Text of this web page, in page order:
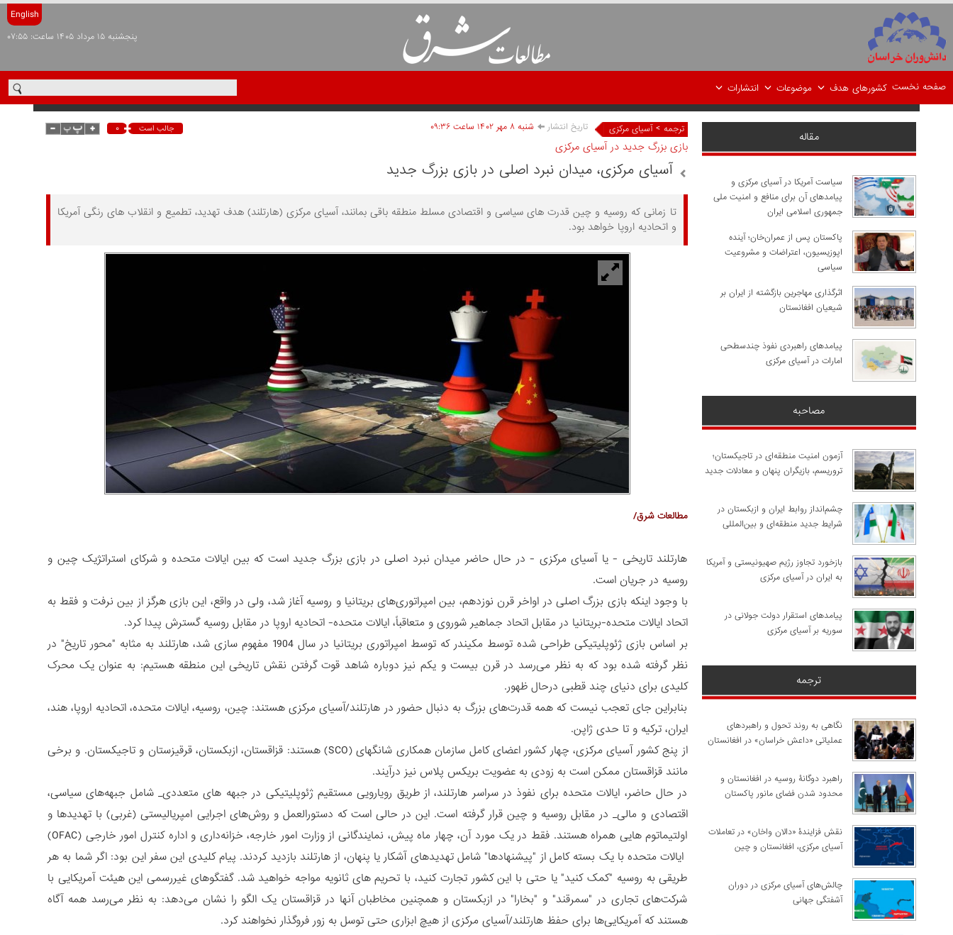
English
پنجشنبه ۱۵ مرداد ۱۴۰۵ ساعت: ۰۷:۵۵
صفحه نخست کشورهای هدف موضوعات انتشارات
ترجمه > آسیای مرکزی تاریخ انتشار شنبه ۸ مهر ۱۴۰۲ ساعت ۰۹:۳۶ جالب است ۰
بازی بزرگ جدید در آسیای مرکزی
آسیای مرکزی، میدان نبرد اصلی در بازی بزرگ جدید
تا زمانی که روسیه و چین قدرت های سیاسی و اقتصادی مسلط منطقه باقی بمانند، آسیای مرکزی (هارتلند) هدف تهدید، تطمیع و انقلاب های رنگی آمریکا
و اتحادیه اروپا خواهد بود.
مطالعات شرق/
هارتلند تاریخی - یا آسیای مرکزی - در حال حاضر میدان نبرد اصلی در بازی بزرگ جدید است که بین ایالات متحده و شرکای استراتژیک چین و
روسیه در جریان است.
با وجود اینکه بازی بزرگ اصلی در اواخر قرن نوزدهم، بین امپراتوری‌های بریتانیا و روسیه آغاز شد، ولی در واقع، این بازی هرگز از بین نرفت و فقط به
اتحاد ایالات متحده-بریتانیا در مقابل اتحاد جماهیر شوروی و متعاقباً، ایالات متحده- اتحادیه اروپا در مقابل روسیه گسترش پیدا کرد.
بر اساس بازی ژئوپلیتیکی طراحی شده توسط مکیندر که توسط امپراتوری بریتانیا در سال 1904 مفهوم سازی شد، هارتلند به مثابه "محور تاریخ" در
نظر گرفته شده بود که به نظر می‌رسد در قرن بیست و یکم نیز دوباره شاهد قوت گرفتن نقش تاریخی این منطقه هستیم: به عنوان یک محرک
کلیدی برای دنیای چند قطبی درحال ظهور.
بنابراین جای تعجب نیست که همه قدرت‌های بزرگ به دنبال حضور در هارتلند/آسیای مرکزی هستند: چین، روسیه، ایالات متحده، اتحادیه اروپا، هند،
ایران، ترکیه و تا حدی ژاپن.
از پنج کشور آسیای مرکزی، چهار کشور اعضای کامل سازمان همکاری شانگهای (SCO) هستند: قزاقستان، ازبکستان، قرقیزستان و تاجیکستان. و برخی
مانند قزاقستان ممکن است به زودی به عضویت بریکس پلاس نیز درآیند.
در حال حاضر، ایالات متحده برای نفوذ در سراسر هارتلند، از طریق رویارویی مستقیم ژئوپلیتیکی در جبهه های متعددی_ شامل جبهه‌های سیاسی،
اقتصادی و مالی_ در مقابل روسیه و چین قرار گرفته است. این در حالی است که دستورالعمل و روش‌های اجرایی امپریالیستی (غربی) با تهدیدها و
اولتیماتوم هایی همراه هستند. فقط در یک مورد آن، چهار ماه پیش، نمایندگانی از وزارت امور خارجه، خزانه‌داری و اداره کنترل امور خارجی (OFAC)
ایالات متحده با یک بسته کامل از "پیشنهادها" شامل تهدیدهای آشکار یا پنهان، از هارتلند بازدید کردند. پیام کلیدی این سفر این بود: اگر شما به هر
طریقی به روسیه "کمک کنید" یا حتی با این کشور تجارت کنید، با تحریم های ثانویه مواجه خواهید شد. گفتگوهای غیررسمی این هیئت آمریکایی با
شرکت‌های تجاری در "سمرقند" و "بخارا" در ازبکستان و همچنین مخاطبان آنها در قزاقستان یک الگو را نشان می‌دهد: به نظر می‌رسد همه آگاه
هستند که آمریکایی‌ها برای حفظ هارتلند/آسیای مرکزی از هیچ ابزاری حتی توسل به زور فروگذار نخواهند کرد.
مقاله
سیاست آمریکا در آسیای مرکزی و
پیامدهای آن برای منافع و امنیت ملی
جمهوری اسلامی ایران
پاکستان پس از عمران‌خان؛ آینده
اپوزیسیون، اعتراضات و مشروعیت
سیاسی
اثرگذاری مهاجرین بازگشته از ایران بر
شیعیان افغانستان
پیامدهای راهبردی نفوذ چندسطحی
امارات در آسیای مرکزی
مصاحبه
آزمون امنیت منطقه‌ای در تاجیکستان؛
تروریسم، بازیگران پنهان و معادلات جدید
چشم‌انداز روابط ایران و ازبکستان در
شرایط جدید منطقه‌ای و بین‌المللی
​بازخورد تجاوز رژیم صهیونیستی و آمریکا
به ایران در آسیای مرکزی
پیامدهای استقرار دولت جولانی در
سوریه بر آسیای مرکزی
ترجمه
نگاهی به روند تحول و راهبردهای
عملیاتی «داعش خراسان» در افغانستان
راهبرد دوگانۀ روسیه در افغانستان و
محدود شدن فضای مانور پاکستان
نقش فزایندۀ «دالان واخان» در تعاملات
آسیای مرکزی، افغانستان و چین
چالش‌های آسیای مرکزی در دوران
آشفتگی جهانی